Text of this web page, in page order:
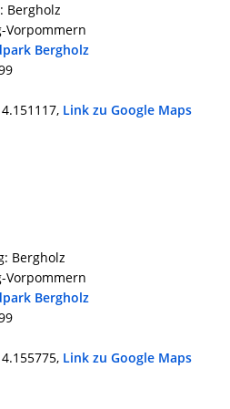
Bergholz
Vorpommern
Bergholz
Link zu Google Maps
Bergholz
Vorpommern
Bergholz
Link zu Google Maps